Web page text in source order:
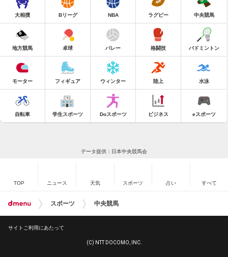
大相撲 Bリーグ NBA ラグビー 中央競馬
地方競馬 卓球 バレー 格闘技 バドミントン
モーター フィギュア ウィンター 陸上 水泳
自転車 学生スポーツ Doスポーツ ビジネス eスポーツ
データ提供：日本中央競馬会
TOP ニュース 天気 スポーツ 占い すべて
スポーツ 中央競馬
サイトご利用にあたって
(C) NTT DOCOMO, INC.